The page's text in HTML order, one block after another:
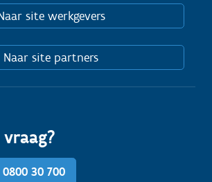
site werkgevers
Naar site partners
30 700